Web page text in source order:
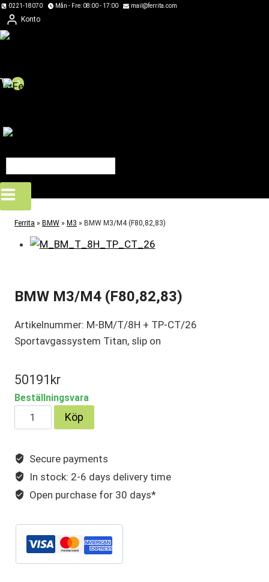
Skip
to
content
0221-18070 Mån - Fre: 08:00 - 17:00 mail@ferrita.com
Konto
0
Ferrita » BMW » M3 » BMW M3/M4 (F80,82,83)
BMW M3/M4 (F80,82,83)
Artikelnummer: M-BM/T/8H + TP-CT/26
Sportavgassystem Titan, slip on
50191 kr
Beställningsvara
BMW
M3/M4
mängd
Köp
Secure payments
In stock: 2-6 days delivery time
Open purchase for 30 days*